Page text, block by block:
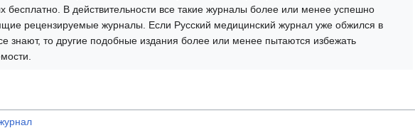
бесплатно. В действительности все такие журналы более или менее успешно
рецензируемые журналы. Если Русский медицинский журнал уже обжился в
знают, то другие подобные издания более или менее пытаются избежать